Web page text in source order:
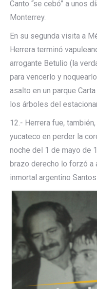
Canto “se cebó” a unos
Monterrey.
En su segunda visita a
Herrera terminó
arrogante Betulio (la
para vencerlo y
asalto en un parque
los árboles del
12.- Herrera fue,
yucateco en perder la
noche del 1 de mayo de
brazo derecho lo forzó a
inmortal argentino Santos